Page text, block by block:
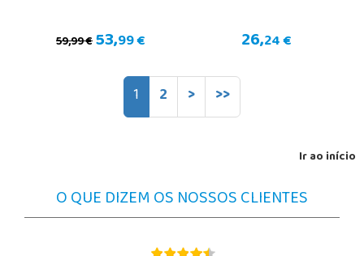
59,99 €53,99 € 26,24 €
1 2 > >>
Ir ao início
O QUE DIZEM OS NOSSOS CLIENTES